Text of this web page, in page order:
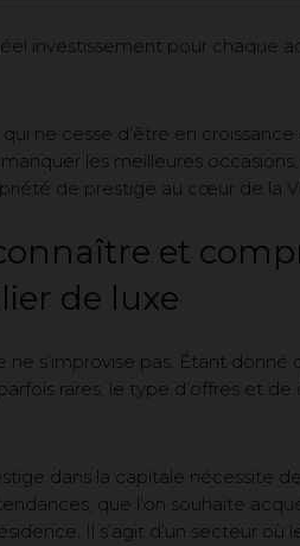
investissement pour chaque
ne cesse d’être en
les meilleures
de prestige au cœur de la
et
de luxe
s’improvise pas. Étant donné
rares, le type d’offres et
dans la capitale nécessite
que l’on souhaite
Il s’agit d’un secteur où